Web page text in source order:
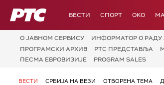
РТС ВЕСТИ СПОРТ OKO
О JАВНОМ СЕРВИСУ ИНФОРМАТОР О РАДУ
ПРОГРАМСКИ АРХИВ
РТС ПРЕДСТАВЉА
ПЕСМА ЕВРОВИЗИЈЕ
PROGRAM SALES
ВЕСТИ СРБИЈА НА ВЕЗИ ОТВОРЕНА ТЕМА